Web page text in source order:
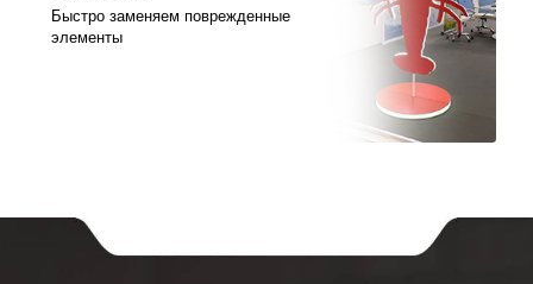
Быстро заменяем поврежденные
элементы